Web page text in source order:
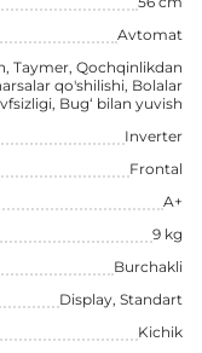
Avtomat
Taymer, Qochqinlikdan
qo'shilishi, Bolalar
Bug‘ bilan yuvish
Inverter
Frontal
A+
9 kg
Burchakli
Display, Standart
Kichik